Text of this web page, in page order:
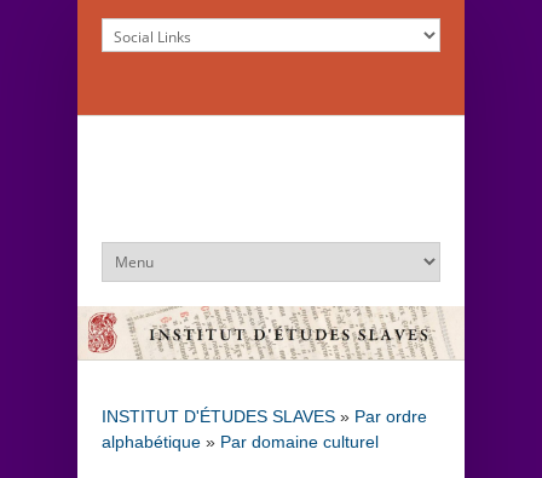
INSTITUT D'ÉTUDES SLAVES » Par ordre
alphabétique » Par domaine culturel